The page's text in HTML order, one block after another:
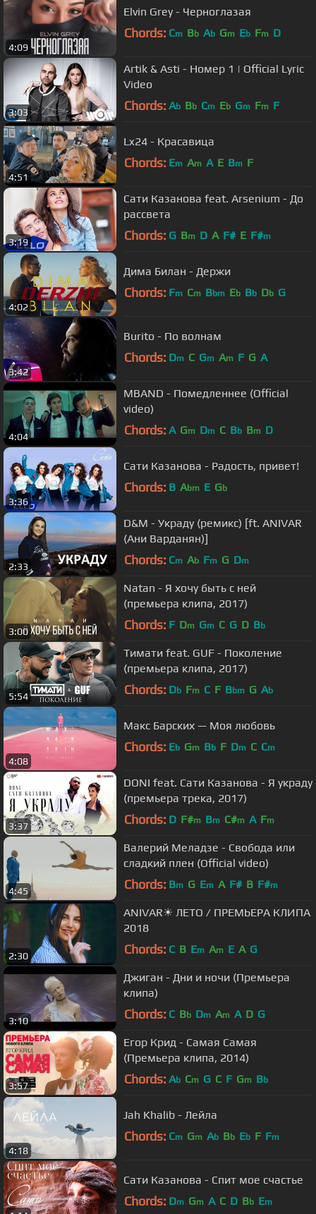
4:09
Elvin Grey - Черноглазая
Chords: Cm Bb Ab Gm Eb Fm D
3:03
Artik & Asti - Номер 1 | Official Lyric
Video
Chords: Ab Bb Cm Eb Gm Fm F
4:51
Lx24 - Красавица
Chords: Em Am A E Bm F
3:19
Сати Казанова feat. Arsenium - До
рассвета
Chords: G Bm D A F# E F#m
4:02
Дима Билан - Держи
Chords: Fm Cm Bbm Eb Bb Db G
3:42
Burito - По волнам
Chords: Dm C Gm Am F G A
4:04
MBAND - Помедленнее (Official
video)
Chords: A Gm Dm C Bb Bm D
3:36
Сати Казанова - Радость, привет!
Chords: B Abm E Gb
2:33
D&M - Украду (ремикс) [ft. ANIVAR
(Ани Варданян)]
Chords: Cm Ab Fm G Dm
3:00
Natan - Я хочу быть с ней
(премьера клипа, 2017)
Chords: F Dm Gm C G D Bb
5:54
Тимати feat. GUF - Поколение
(премьера клипа, 2017)
Chords: Db Fm C F Bbm G Ab
4:08
Макс Барских — Моя любовь
Chords: Eb Gm Bb F Dm C Cm
3:37
DONI feat. Сати Казанова - Я украду
(премьера трека, 2017)
Chords: D F#m Bm C#m A Fm
4:45
Валерий Меладзе - Свобода или
сладкий плен (Official video)
Chords: Bm G Em A F# B F#m
2:30
ANIVAR☀ ЛЕТО / ПРЕМЬЕРА КЛИПА
2018
Chords: C B Em Am E A G
3:10
Джиган - Дни и ночи (Премьера
клипа)
Chords: C Bb Dm Am A D G
3:57
Егор Крид - Самая Самая
(Премьера клипа, 2014)
Chords: Ab Cm G C F Gm Bb
4:18
Jah Khalib - Лейла
Chords: Cm Gm Ab Bb Eb F Fm
Сати Казанова - Спит мое счастье
Chords: Dm Gm A C D Bb Em